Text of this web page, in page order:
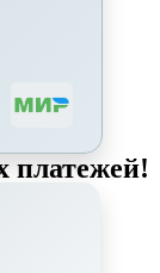
платежей!